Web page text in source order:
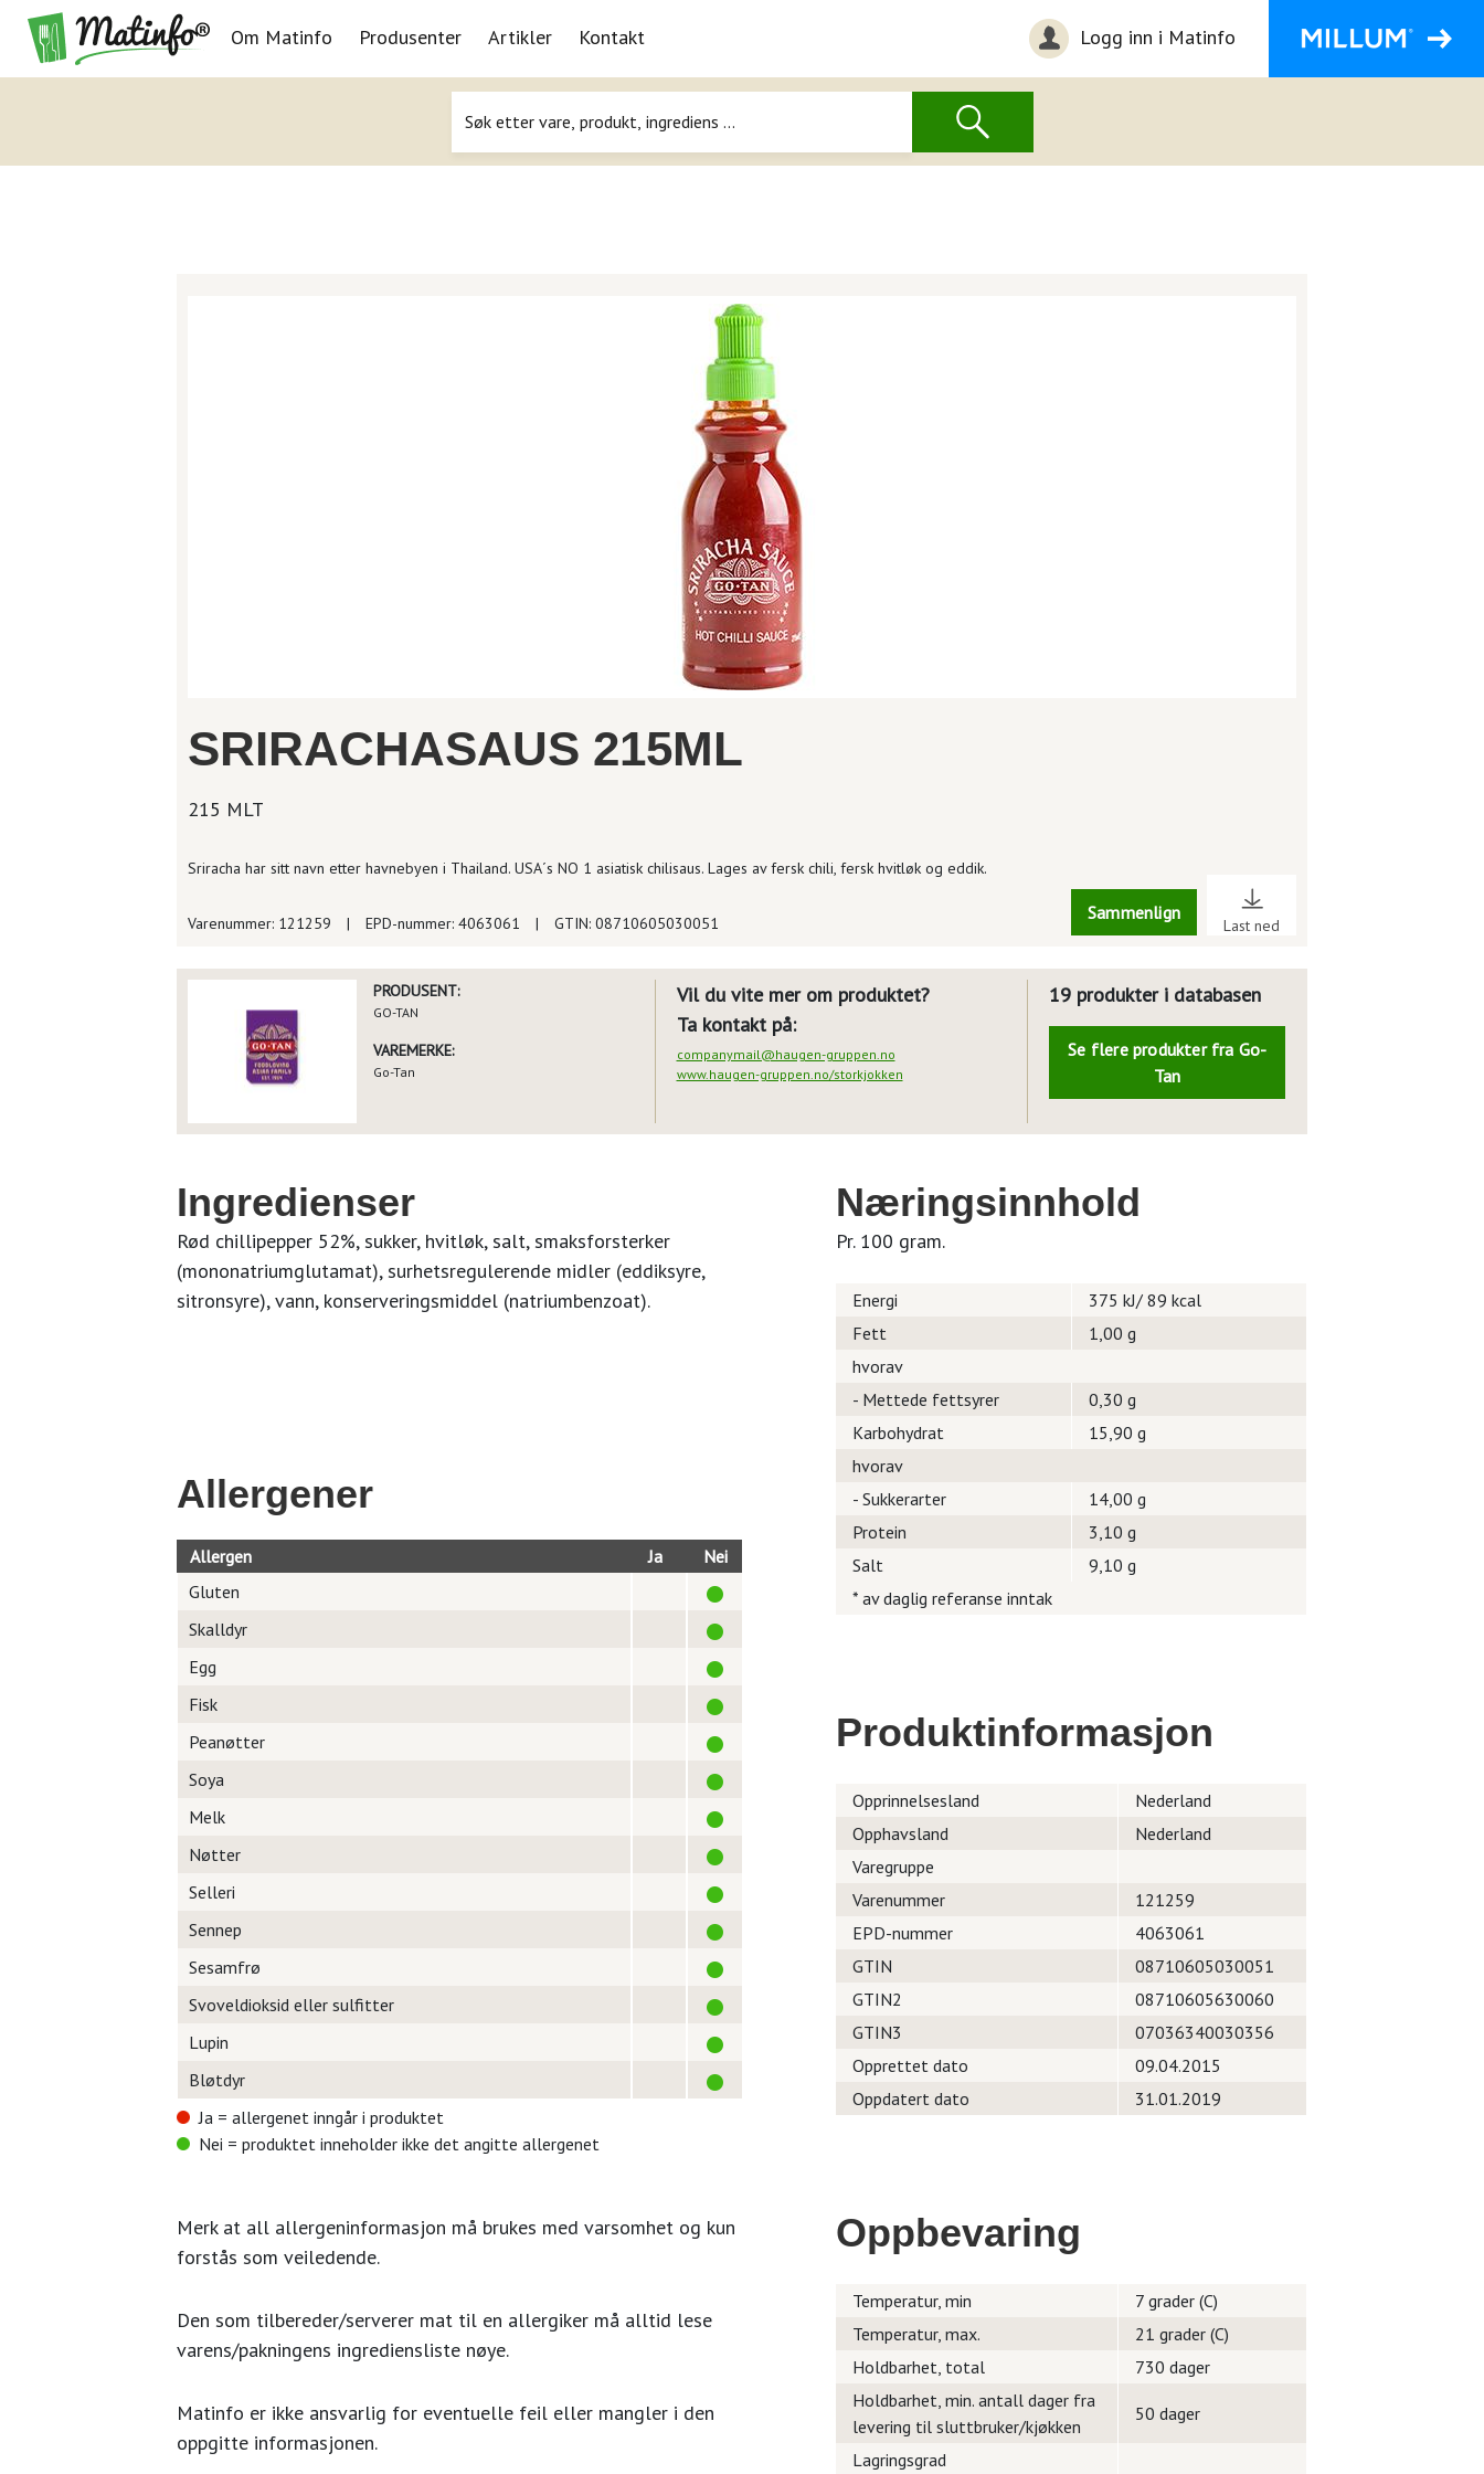
Navigasjon
Om Matinfo Produsenter Artikler Kontakt Logg inn i Matinfo
SRIRACHASAUS 215ML
215 MLT
Sriracha har sitt navn etter havnebyen i Thailand. USA´s NO 1 asiatisk chilisaus. Lages av fersk chili, fersk hvitløk og eddik.
Sammenlign
Last ned
Varenummer: 121259 | EPD-nummer: 4063061 | GTIN: 08710605030051
PRODUSENT:
GO-TAN
VAREMERKE:
Go-Tan
Vil du vite mer om produktet?
Ta kontakt på:
companymail@haugen-gruppen.no
www.haugen-gruppen.no/storkjokken
19 produkter i databasen
Se flere produkter fra Go-
Tan
Ingredienser
Rød chillipepper 52%, sukker, hvitløk, salt, smaksforsterker
(mononatriumglutamat), surhetsregulerende midler (eddiksyre,
sitronsyre), vann, konserveringsmiddel (natriumbenzoat).
Allergener
Allergen Ja
Nei
Gluten
Skalldyr
Egg
Fisk
Peanøtter
Soya
Melk
Nøtter
Selleri
Sennep
Sesamfrø
Svoveldioksid eller sulfitter
Lupin
Bløtdyr
Ja = allergenet inngår i produktet
Nei = produktet inneholder ikke det angitte allergenet
Merk at all allergeninformasjon må brukes med varsomhet og kun
forstås som veiledende.
Den som tilbereder/serverer mat til en allergiker må alltid lese
varens/pakningens ingrediensliste nøye.
Matinfo er ikke ansvarlig for eventuelle feil eller mangler i den
oppgitte informasjonen.
Næringsinnhold
Pr. 100 gram.
Energi
375 kJ/ 89 kcal
Fett
1,00 g
hvorav
- Mettede fettsyrer
0,30 g
Karbohydrat
15,90 g
hvorav
- Sukkerarter
14,00 g
Protein
3,10 g
Salt
9,10 g
* av daglig referanse inntak
Produktinformasjon
Opprinnelsesland
Nederland
Opphavsland
Nederland
Varegruppe
Varenummer
121259
EPD-nummer
4063061
GTIN
08710605030051
GTIN2
08710605630060
GTIN3
07036340030356
Opprettet dato
09.04.2015
Oppdatert dato
31.01.2019
Oppbevaring
Temperatur, min
7 grader (C)
Temperatur, max.
21 grader (C)
Holdbarhet, total
730 dager
Holdbarhet, min. antall dager fra
levering til sluttbruker/kjøkken
50 dager
Lagringsgrad